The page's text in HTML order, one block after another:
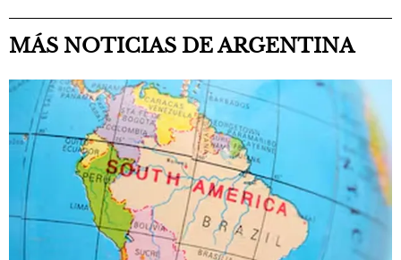
MÁS NOTICIAS DE ARGENTINA